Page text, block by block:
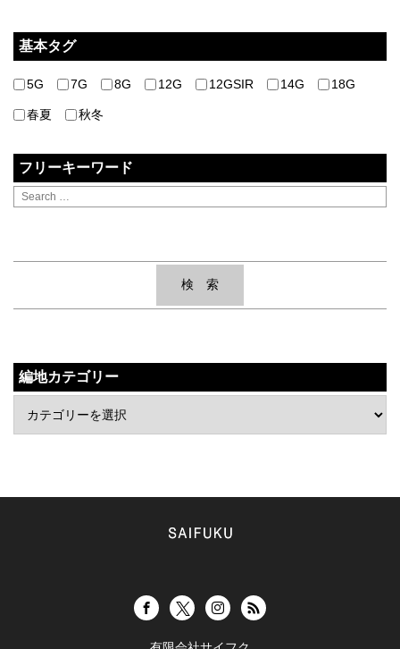
基本タグ
5G 7G 8G 12G 12GSIR 14G 18G
春夏 秋冬
フリーキーワード
編地カテゴリー